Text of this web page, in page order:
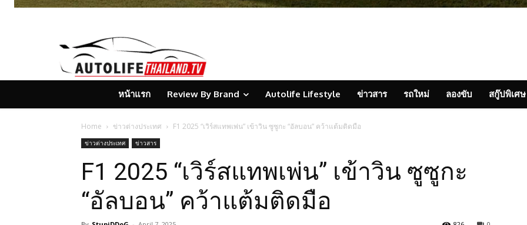
หน้าแรก Review By Brand Autolife Lifestyle ข่าวสาร รถใหม่ ลองขับ สกู๊ปพิเศษ
Home ข่าวต่างประเทศ F1 2025 “เวิร์สแทพเพ่น” เข้าวิน ซูซูกะ “อัลบอน” คว้าแต้มติดมือ
ข่าวต่างประเทศ ข่าวสาร
F1 2025 “เวิร์สแทพเพ่น” เข้าวิน ซูซูกะ
“อัลบอน” คว้าแต้มติดมือ